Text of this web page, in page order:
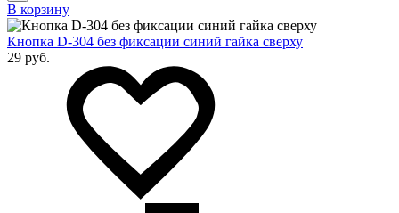
В корзину
Кнопка D-304 без фиксации синий гайка сверху
29 руб.